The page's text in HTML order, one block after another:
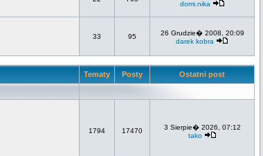
domi.nika
33 95
26 Grudzie� 2008, 20:09
darek kobra
Tematy Posty Ostatni post
1794 17470
3 Sierpie� 2026, 07:12
tako